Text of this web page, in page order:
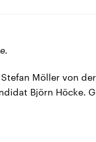
Möller von
Björn Höcke.